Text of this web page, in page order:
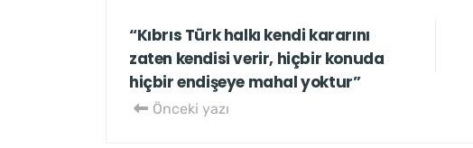
“Kıbrıs Türk halkı kendi kararını
zaten kendisi verir, hiçbir konuda
hiçbir endişeye mahal yoktur”
Önceki yazı